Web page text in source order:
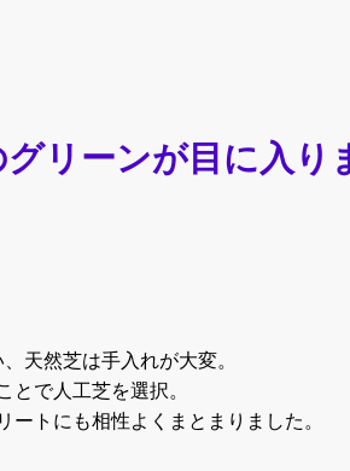
リーンが目に入り
天然芝は手入れが大変。
とで人工芝を選択。
トにも相性よくまとまりました。